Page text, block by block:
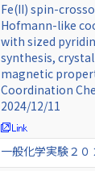
Fe(II) spin-
Hofmann-like
with sized
synthesis,
magnetic
Coordination
2024/12/11
一般化学実験２